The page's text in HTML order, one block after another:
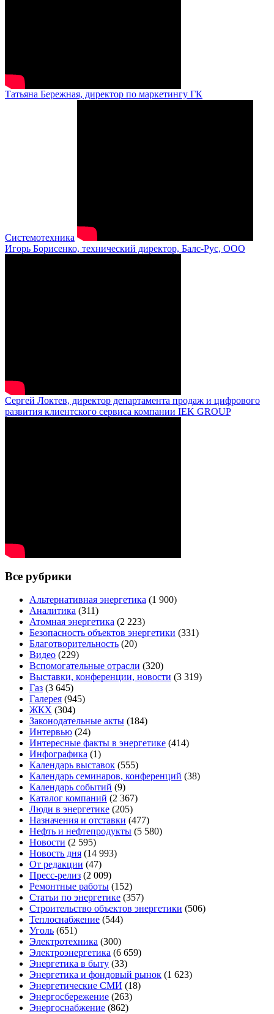
Татьяна Бережная, директор по маркетингу ГК
Системотехника
Игорь Борисенко, технический директор, Балс-Рус, ООО
Сергей Локтев, директор департамента продаж и цифрового
развития клиентского сервиса компании IEK GROUP
Все рубрики
Альтернативная энергетика (1 900)
Аналитика (311)
Атомная энергетика (2 223)
Безопасность объектов энергетики (331)
Благотворительность (20)
Видео (229)
Вспомогательные отрасли (320)
Выставки, конференции, новости (3 319)
Газ (3 645)
Галерея (945)
ЖКХ (304)
Законодательные акты (184)
Интервью (24)
Интересные факты в энергетике (414)
Инфографика (1)
Календарь выставок (555)
Календарь семинаров, конференций (38)
Календарь событий (9)
Каталог компаний (2 367)
Люди в энергетике (205)
Назначения и отставки (477)
Нефть и нефтепродукты (5 580)
Новости (2 595)
Новость дня (14 993)
От редакции (47)
Пресс-релиз (2 009)
Ремонтные работы (152)
Статьи по энергетике (357)
Строительство объектов энергетики (506)
Теплоснабжение (544)
Уголь (651)
Электротехника (300)
Электроэнергетика (6 659)
Энергетика в быту (33)
Энергетика и фондовый рынок (1 623)
Энергетические СМИ (18)
Энергосбережение (263)
Энергоснабжение (862)